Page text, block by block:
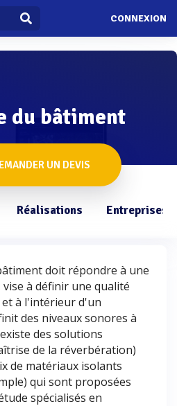
CONNEXION
du bâtiment
UN DEVIS
Réalisations Entreprises
doit répondre à une
à définir une qualité
à l'intérieur d'un
des niveaux sonores à
des solutions
de la réverbération)
de matériaux isolants
qui sont proposées
spécialisés en